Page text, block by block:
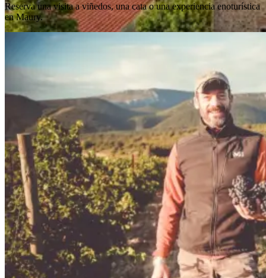
Reserva una visita a viñedos, una cata o una experiencia enoturística
en Maury.